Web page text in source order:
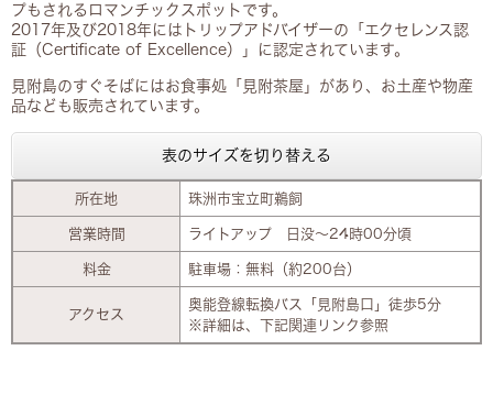
プもされるロマンチックスポットです。
2017年及び2018年にはトリップアドバイザーの「エクセレンス認
証（Certificate of Excellence）」に認定されています。
見附島のすぐそばにはお食事処「見附茶屋」があり、お土産や物産
品なども販売されています。
表のサイズを切り替える
所在地 珠洲市宝立町鵜飼
営業時間 ライトアップ 日没～24時00分頃
料金 駐車場：無料（約200台）
アクセス
奥能登線転換バス「見附島口」徒歩5分
※詳細は、下記関連リンク参照